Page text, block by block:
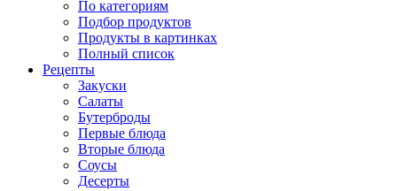
По категориям
Подбор продуктов
Продукты в картинках
Полный список
Рецепты
Закуски
Салаты
Бутерброды
Первые блюда
Вторые блюда
Соусы
Десерты